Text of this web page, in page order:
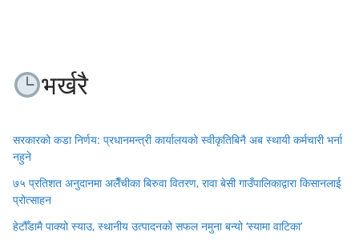
भर्खरै
सरकारको कडा निर्णय: प्रधानमन्त्री कार्यालयको स्वीकृतिबिनै अब स्थायी कर्मचारी भर्ना
नहुने
७५ प्रतिशत अनुदानमा अलैँचीका बिरुवा वितरण, रावा बेसी गाउँपालिकाद्वारा किसानलाई
प्रोत्साहन
हेटौँडामै पाक्यो स्याउ, स्थानीय उत्पादनको सफल नमुना बन्यो ‘स्यामा वाटिका’